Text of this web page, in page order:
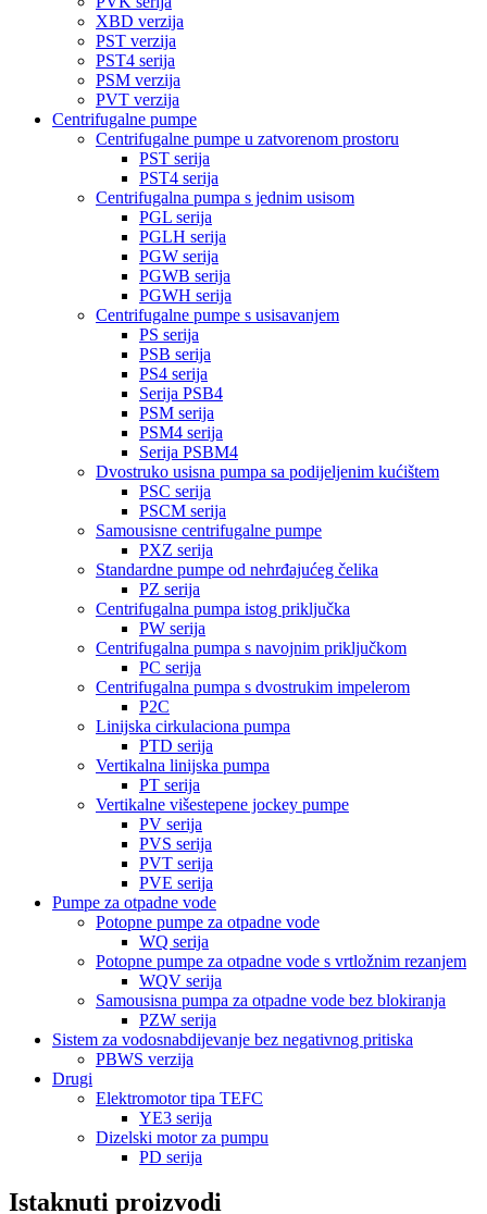
XBD verzija
PST verzija
PST4 serija
PSM verzija
PVT verzija
Centrifugalne pumpe
Centrifugalne pumpe u zatvorenom prostoru
PST serija
PST4 serija
Centrifugalna pumpa s jednim usisom
PGL serija
PGLH serija
PGW serija
PGWB serija
PGWH serija
Centrifugalne pumpe s usisavanjem
PS serija
PSB serija
PS4 serija
Serija PSB4
PSM serija
PSM4 serija
Serija PSBM4
Dvostruko usisna pumpa sa podijeljenim kućištem
PSC serija
PSCM serija
Samousisne centrifugalne pumpe
PXZ serija
Standardne pumpe od nehrđajućeg čelika
PZ serija
Centrifugalna pumpa istog priključka
PW serija
Centrifugalna pumpa s navojnim priključkom
PC serija
Centrifugalna pumpa s dvostrukim impelerom
P2C
Linijska cirkulaciona pumpa
PTD serija
Vertikalna linijska pumpa
PT serija
Vertikalne višestepene jockey pumpe
PV serija
PVS serija
PVT serija
PVE serija
Pumpe za otpadne vode
Potopne pumpe za otpadne vode
WQ serija
Potopne pumpe za otpadne vode s vrtložnim rezanjem
WQV serija
Samousisna pumpa za otpadne vode bez blokiranja
PZW serija
Sistem za vodosnabdijevanje bez negativnog pritiska
PBWS verzija
Drugi
Elektromotor tipa TEFC
YE3 serija
Dizelski motor za pumpu
PD serija
Istaknuti proizvodi